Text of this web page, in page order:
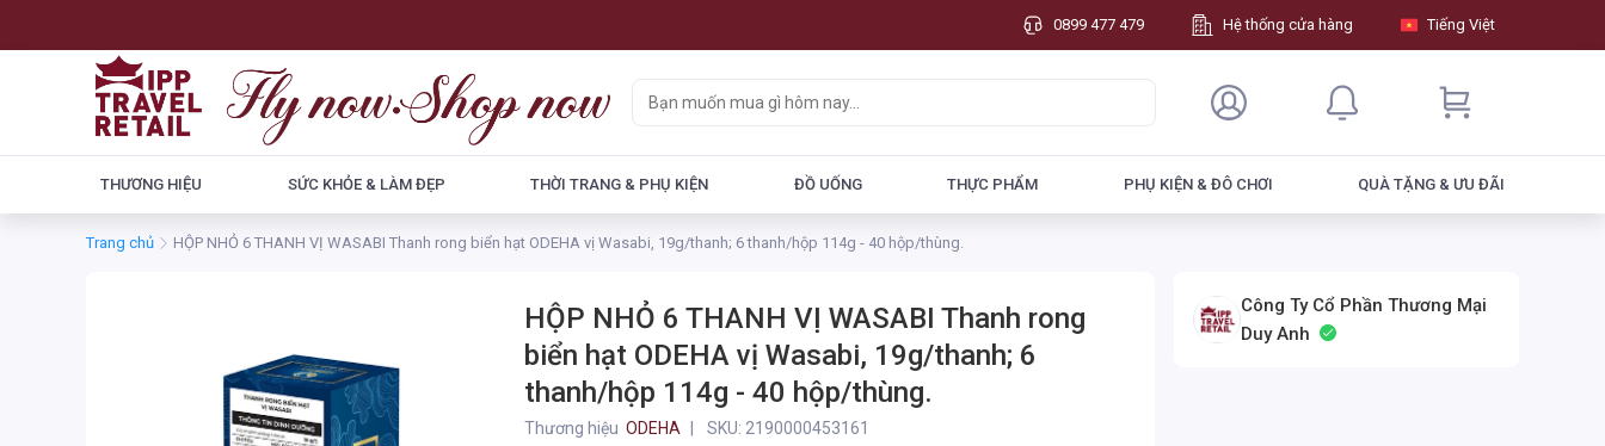
0899 477 479 Hệ thống cửa hàng Tiếng Việt
THƯƠNG HIỆU SỨC KHỎE & LÀM ĐẸP THỜI TRANG & PHỤ KIỆN ĐỒ UỐNG THỰC PHẨM PHỤ KIỆN & ĐÔ CHƠI QUÀ TẶNG & ƯU ĐÃI
Trang chủ HỘP NHỎ 6 THANH VỊ WASABI Thanh rong biển hạt ODEHA vị Wasabi, 19g/thanh; 6 thanh/hộp 114g - 40 hộp/thùng.
HỘP NHỎ 6 THANH VỊ WASABI Thanh rong
biển hạt ODEHA vị Wasabi, 19g/thanh; 6
thanh/hộp 114g - 40 hộp/thùng.
Thương hiệu ODEHA SKU: 2190000453161
Công Ty Cổ Phần Thương Mại
Duy Anh